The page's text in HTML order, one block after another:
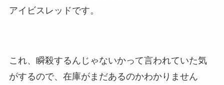
アイビスレッドです。
これ、瞬殺するんじゃないかって言われていた気
がするので、在庫がまだあるのかわかりません